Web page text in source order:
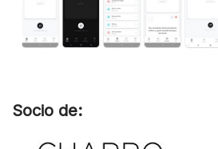
Socio de: